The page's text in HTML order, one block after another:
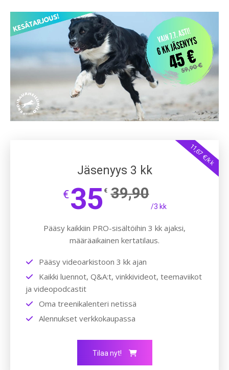
11,67 €/kk
Jäsenyys 3 kk
€35 € 39,90
/3 kk
Pääsy kaikkiin PRO-sisältöihin 3 kk ajaksi,
määräaikainen kertatilaus.
Pääsy videoarkistoon 3 kk ajan
Kaikki luennot, Q&A:t, vinkkivideot, teemaviikot
ja videopodcastit
Oma treenikalenteri netissä
Alennukset verkkokaupassa
Tilaa nyt!